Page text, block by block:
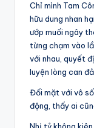
Chỉ mình Tam
hữu dung nhan
ướp muối ngây
từng chạm vào
với nhau, quyết
luyện lòng can
Đối mặt với vô số
động, thấy ai